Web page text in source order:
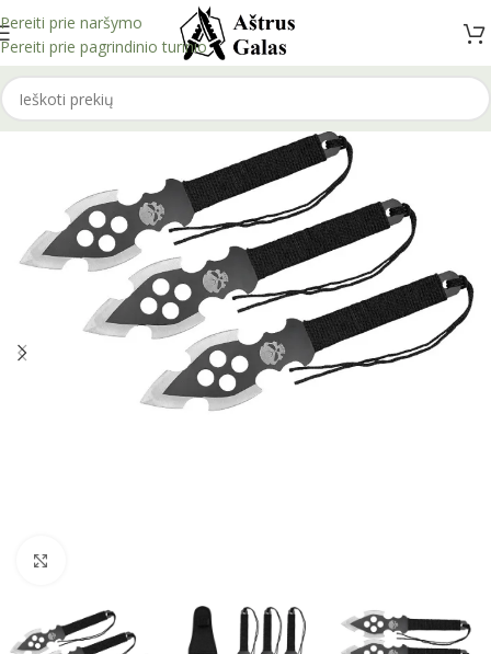
Pereiti prie naršymo
Pereiti prie pagrindinio turinio